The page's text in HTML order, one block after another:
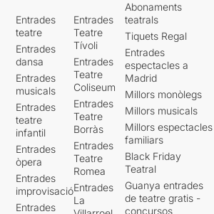
Entrades
teatre
Entrades
dansa
Entrades
musicals
Entrades
teatre
infantil
Entrades
òpera
Entrades
improvisació
Entrades
Entrades
Teatre
Tívoli
Entrades
Teatre
Coliseum
Entrades
Teatre
Borràs
Entrades
Teatre
Romea
Entrades
La
Abonaments
teatrals
Tiquets Regal
Entrades
espectacles a
Madrid
Millors monòlegs
Millors musicals
Millors espectacles
familiars
Black Friday
Teatral
Guanya entrades
de teatre gratis -
concursos